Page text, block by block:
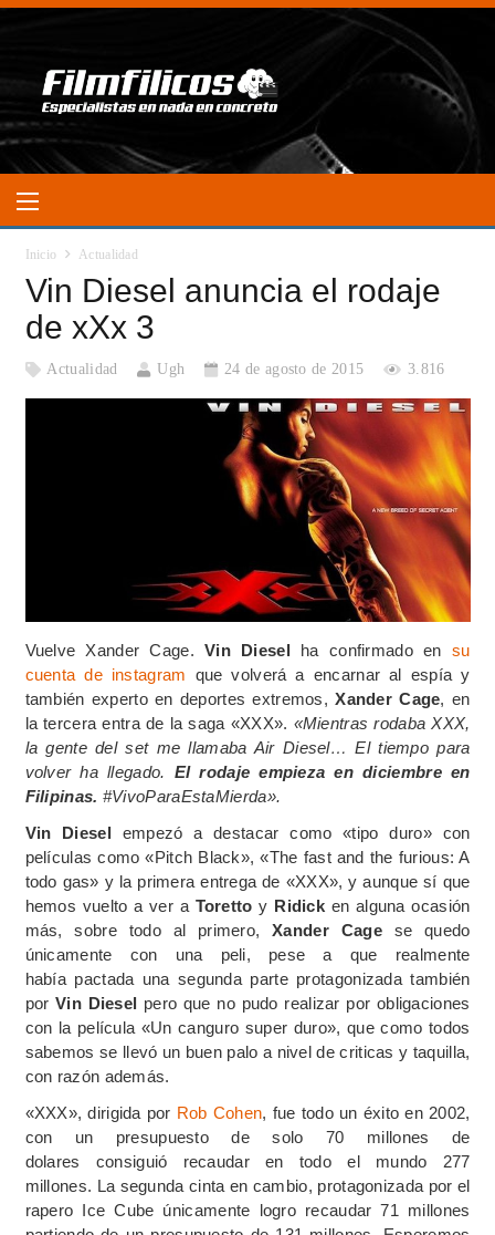
Inicio Actualidad
Vin Diesel anuncia el rodaje
de xXx 3
Actualidad Ugh 24 de agosto de 2015 3.816
Vuelve Xander Cage.Vin Diesel ha confirmado en su
cuenta de instagram que volverá a encarnar al espía y
también experto en deportes extremos,Xander Cage, en
la tercera entra de la saga «XXX». «Mientras rodaba XXX,
la gente del set me llamaba Air Diesel… El tiempo para
volver ha llegado. El rodaje empieza en diciembre en
Filipinas. #VivoParaEstaMierda».
Vin Diesel empezó a destacar como «tipo duro» con
películas como «Pitch Black», «The fast and the furious: A
todo gas» y la primera entrega de «XXX», y aunque sí que
hemos vuelto a ver a Toretto y Ridick en alguna ocasión
más, sobre todo al primero,Xander Cagese quedo
únicamente con una peli, pese a que realmente
había pactada una segunda parte protagonizada también
porVin Diesel pero que no pudo realizar por obligaciones
con la película «Un canguro super duro», que como todos
sabemos se llevó un buen palo a nivel de criticas y taquilla,
con razón además.
«XXX», dirigida por Rob Cohen, fue todo un éxito en 2002,
con un presupuesto de solo 70 millones de
dolares consiguió recaudar en todo el mundo 277
millones. La segunda cinta en cambio, protagonizada por el
rapero Ice Cube únicamente logro recaudar 71 millones